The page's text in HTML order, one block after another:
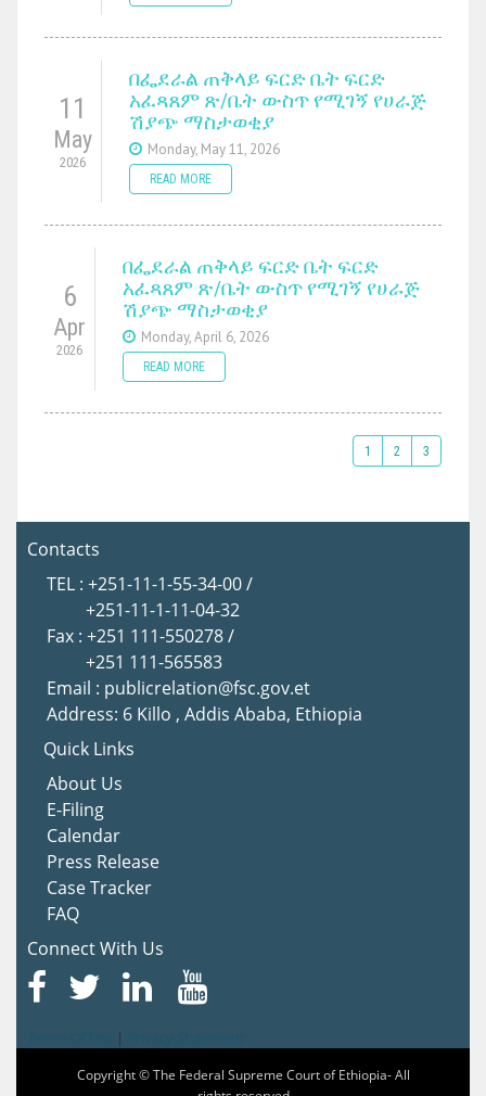
11
May
2026
በፌደራል ጠቅላይ ፍርድ ቤት ፍርድ
አፈጻጸም ጽ/ቤት ውስጥ የሚገኝ የሀራጅ
ሽያጭ ማስታወቂያ
Monday, May 11, 2026
READ MORE
6
Apr
2026
በፌደራል ጠቅላይ ፍርድ ቤት ፍርድ
አፈጻጸም ጽ/ቤት ውስጥ የሚገኝ የሀራጅ
ሽያጭ ማስታወቂያ
Monday, April 6, 2026
READ MORE
1 2 3
Contacts
TEL : +251-11-1-55-34-00 /
+251-11-1-11-04-32
Fax : +251 111-550278 /
+251 111-565583
Email : publicrelation@fsc.gov.et
Address: 6 Killo , Addis Ababa, Ethiopia
Quick Links
About Us
E-Filing
Calendar
Press Release
Case Tracker
FAQ
Connect With Us
|
Copyright © The Federal Supreme Court of Ethiopia- All